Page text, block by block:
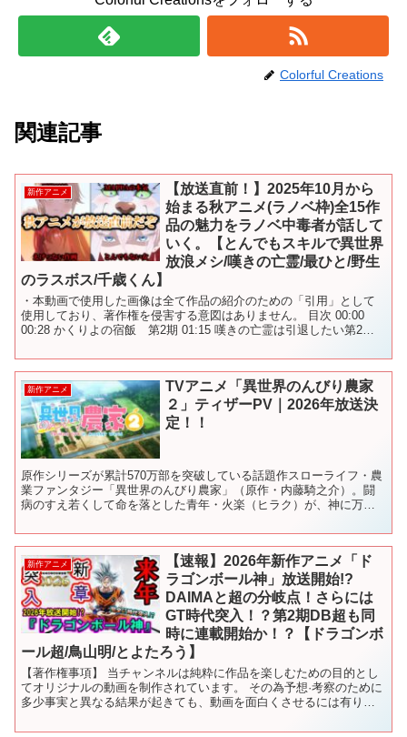
Colorful Creations
関連記事
新作アニメ
【放送直前！】2025年10月から
始まる秋アニメ(ラノベ枠)全15作
品の魅力をラノベ中毒者が話して
いく。【とんでもスキルで異世界
放浪メシ/嘆きの亡霊/最ひと/野生
のラスボス/千歳くん】
・本動画で使用した画像は全て作品の紹介のための「引用」として
使用しており、著作権を侵害する意図はありません。 目次 00:00
00:28 かくりよの宿飯 第2期 01:15 嘆きの亡霊は引退したい第2期
新作アニメ
TVアニメ「異世界のんびり農家
２」ティザーPV｜2026年放送決
定！！
原作シリーズが累計570万部を突破している話題作スローライフ・農
業ファンタジー「異世界のんびり農家」（原作・内藤騎之介）。闘
病のすえ若くして命を落とした青年・火楽（ヒラク）が、神に万能
新作アニメ
【速報】2026年新作アニメ「ド
ラゴンボール神」放送開始!?
DAIMAと超の分岐点！さらには
GT時代突入！？第2期DB超も同
時に連載開始か！？【ドラゴンボ
ール超/鳥山明/とよたろう】
【著作権事項】 当チャンネルは純粋に作品を楽しむための目的とし
てオリジナルの動画を制作されています。 その為予想·考察のために
多少事実と異なる結果が起きても、動画を面白くさせるには有りだ